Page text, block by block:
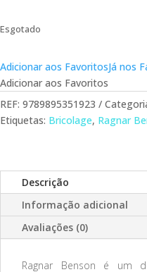
Esgotado
Adicionar aos FavoritosJá nos
Adicionar aos Favoritos
REF: 9789895351923
Etiquetas: Bricolage, Ragnar
Descrição
Informação adicional
Avaliações (0)
Ragnar Benson é um